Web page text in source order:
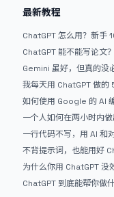
最新教程
ChatGPT 怎么用？新手
ChatGPT 能不能写论文
Gemini 虽好，但真的没
ChatGPT
我每天用 ChatGPT 做的
如何使用 Google 的 AI
AntiGravity：独立开发
一个人如何在两小时内
APP？｜AntiGravity +
整记录
一行代码不写，用 AI 和
整网站：《图书天堂》
不背提示词，也能用好
万能提问模板
为什么你用 ChatGPT 没效果
人第一步就问错了
ChatGPT 到底能帮你做